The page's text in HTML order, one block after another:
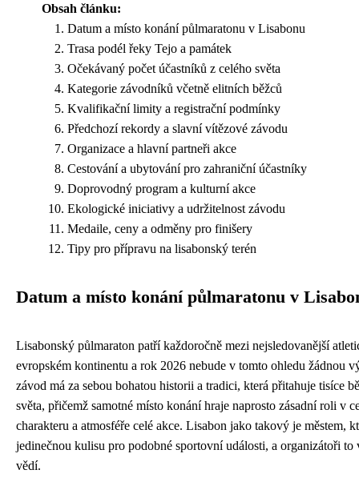
Obsah článku:
Datum a místo konání půlmaratonu v Lisabonu
Trasa podél řeky Tejo a památek
Očekávaný počet účastníků z celého světa
Kategorie závodníků včetně elitních běžců
Kvalifikační limity a registrační podmínky
Předchozí rekordy a slavní vítězové závodu
Organizace a hlavní partneři akce
Cestování a ubytování pro zahraniční účastníky
Doprovodný program a kulturní akce
Ekologické iniciativy a udržitelnost závodu
Medaile, ceny a odměny pro finišery
Tipy pro přípravu na lisabonský terén
Datum a místo konání půlmaratonu v
Lisabonský půlmaraton patří každoročně mezi nejsledovanější
evropském kontinentu a rok 2026 nebude v tomto ohledu žádnou
závod má za sebou bohatou historii a tradici, která přitahuje tisíce
světa, přičemž samotné místo konání hraje naprosto zásadní roli v
charakteru a atmosféře celé akce. Lisabon jako takový je městem,
jedinečnou kulisu pro podobné sportovní události, a organizátoři to
vědí.